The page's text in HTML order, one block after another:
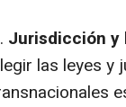
Jurisdicción y
las leyes